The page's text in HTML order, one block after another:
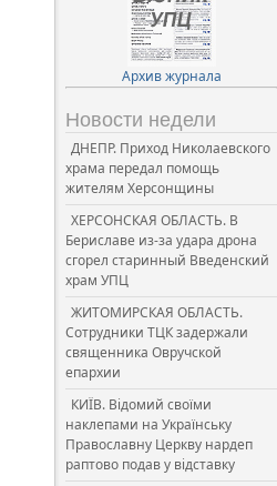
Архив журнала
Новости недели
ДНЕПР. Приход Николаевского
храма передал помощь
жителям Херсонщины
ХЕРСОНСКАЯ ОБЛАСТЬ. В
Бериславе из-за удара дрона
сгорел старинный Введенский
храм УПЦ
ЖИТОМИРСКАЯ ОБЛАСТЬ.
Сотрудники ТЦК задержали
священника Овручской
епархии
КИЇВ. Відомий своїми
наклепами на Українську
Православну Церкву нардеп
раптово подав у відставку